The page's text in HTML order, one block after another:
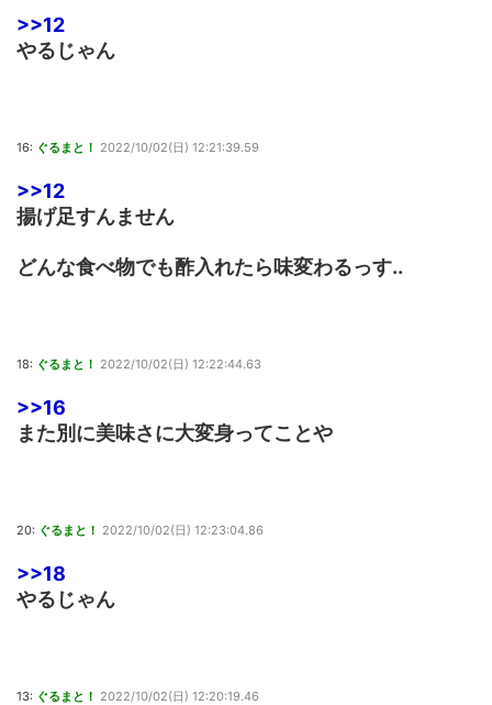
>>12
やるじゃん
16: ぐるまと！ 2022/10/02(日) 12:21:39.59
>>12
揚げ足すんません
どんな食べ物でも酢入れたら味変わるっす..
18: ぐるまと！ 2022/10/02(日) 12:22:44.63
>>16
また別に美味さに大変身ってことや
20: ぐるまと！ 2022/10/02(日) 12:23:04.86
>>18
やるじゃん
13: ぐるまと！ 2022/10/02(日) 12:20:19.46